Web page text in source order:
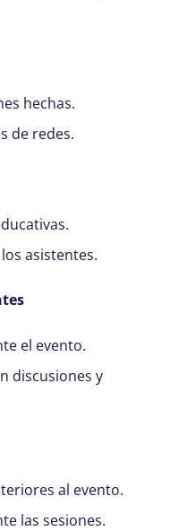
hechas.
de redes.
asistentes.
el evento.
discusiones y
al evento.
las sesiones.